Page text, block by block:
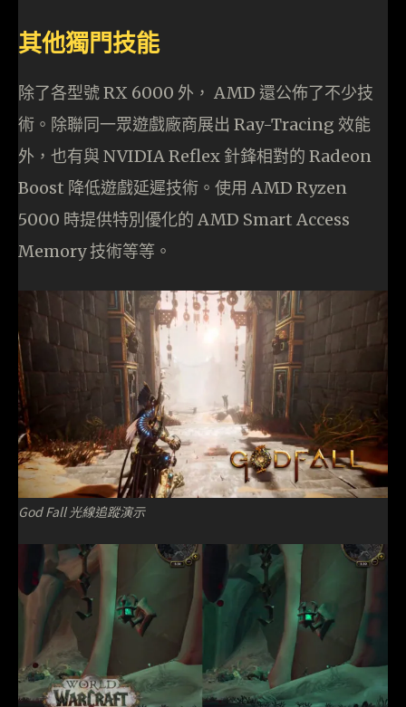
其他獨門技能
除了各型號 RX 6000 外， AMD 還公佈了不少技
術。除聯同一眾遊戲廠商展出 Ray-Tracing 效能
外，也有與 NVIDIA Reflex 針鋒相對的 Radeon
Boost 降低遊戲延遲技術。使用 AMD Ryzen
5000 時提供特別優化的 AMD Smart Access
Memory 技術等等。
God Fall 光線追蹤演示